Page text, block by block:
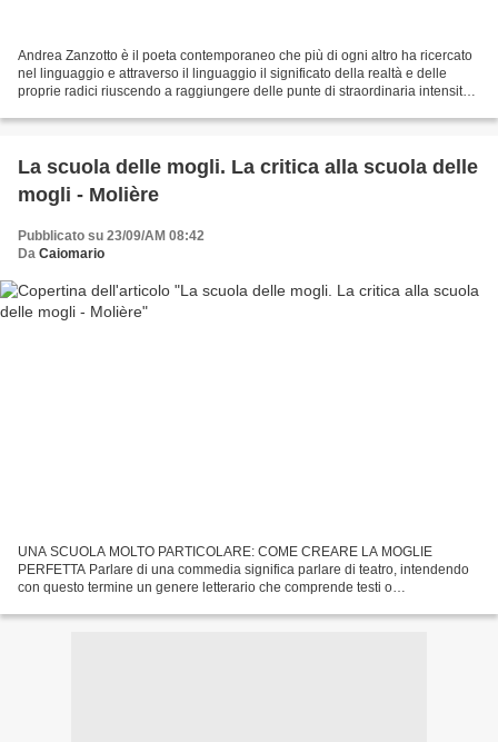
Andrea Zanzotto è il poeta contemporaneo che più di ogni altro ha ricercato
nel linguaggio e attraverso il linguaggio il significato della realtà e delle
proprie radici riuscendo a raggiungere delle punte di straordinaria intensità
La scuola delle mogli. La critica alla scuola delle
mogli - Molière
Pubblicato su 23/09/AM 08:42
Da Caiomario
UNA SCUOLA MOLTO PARTICOLARE: COME CREARE LA MOGLIE
PERFETTA Parlare di una commedia significa parlare di teatro, intendendo
con questo termine un genere letterario che comprende testi o